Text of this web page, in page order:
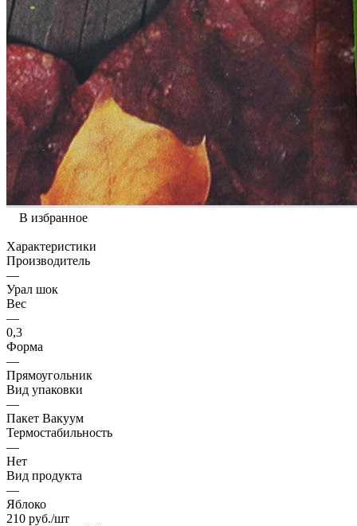
В избранное
Характеристики
Производитель
—
Урал шок
Вес
—
0,3
Форма
—
Прямоугольник
Вид упаковки
—
Пакет Вакуум
Термостабильность
—
Нет
Вид продукта
—
Яблоко
210 руб./шт